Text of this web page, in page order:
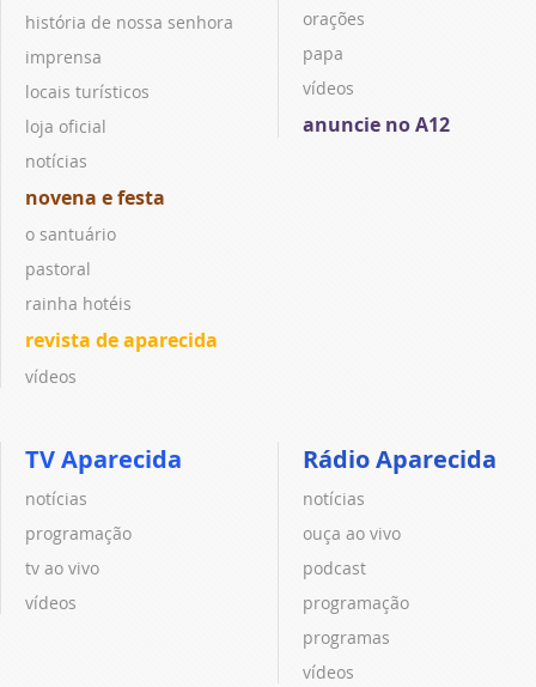
história de nossa senhora
imprensa
locais turísticos
loja oficial
notícias
novena e festa
o santuário
pastoral
rainha hotéis
revista de aparecida
vídeos
orações
papa
vídeos
anuncie no A12
TV Aparecida
notícias
programação
tv ao vivo
vídeos
Rádio Aparecida
notícias
ouça ao vivo
podcast
programação
programas
vídeos